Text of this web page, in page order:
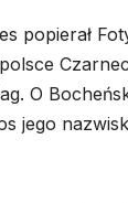
popierał
O
jego